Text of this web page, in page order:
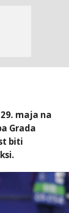
maja na
Grada
biti